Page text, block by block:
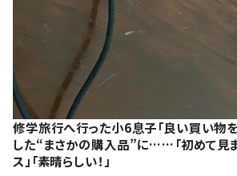
修学旅行へ行った小6息子「良い買い物
した“まさかの購入品”に……「初めて見ま
ス」「素晴らしい！」